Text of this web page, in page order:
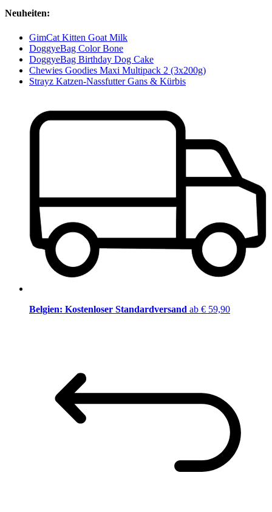
Neuheiten:
GimCat Kitten Goat Milk
DoggyeBag Color Bone
DoggyeBag Birthday Dog Cake
Chewies Goodies Maxi Multipack 2 (3x200g)
Strayz Katzen-Nassfutter Gans & Kürbis
Belgien: Kostenloser Standardversand ab € 59,90